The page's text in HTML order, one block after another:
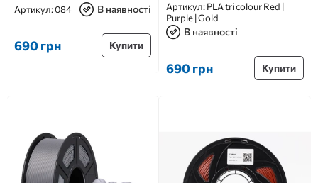
Артикул:084 В наявності
690 грн Купити
Артикул:PLA tri colour Red |
Purple | Gold
В наявності
690 грн Купити